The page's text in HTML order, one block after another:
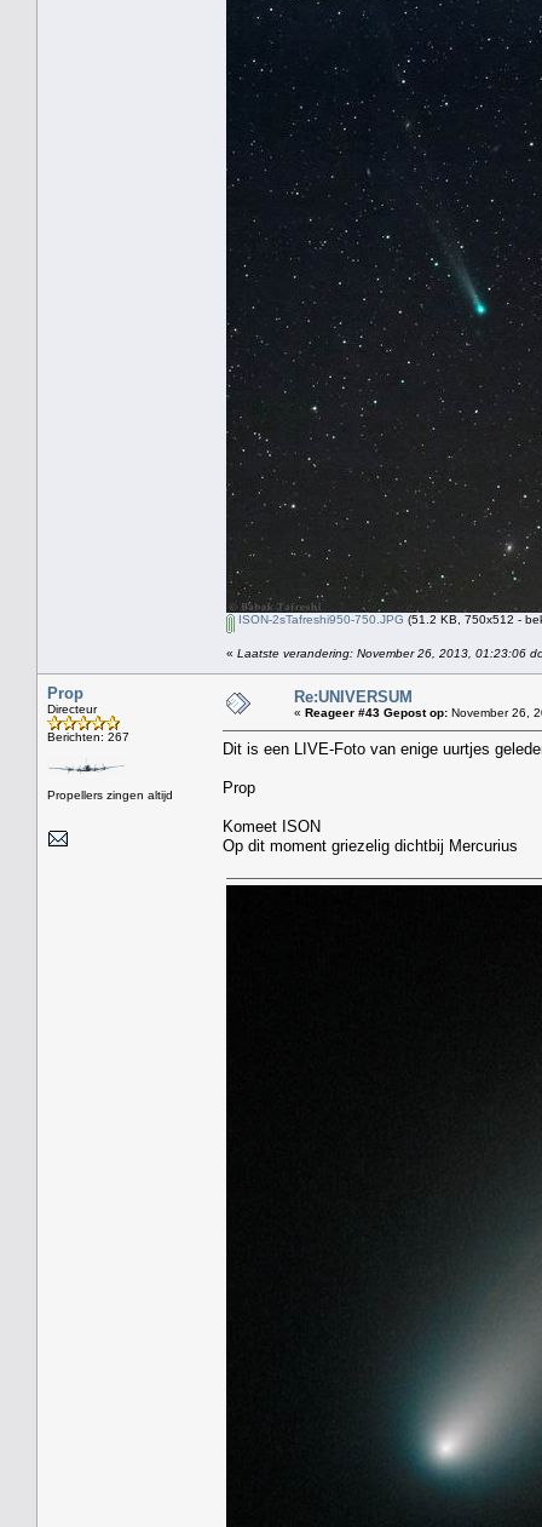
ISON-2sTafreshi950-750.JPG (51.2 KB, 750x512 -
« Laatste verandering: November 26, 2013, 01:23:06
Prop
Directeur
Berichten: 267
Propellers zingen altijd
Re:UNIVERSUM
« Reageer #43 Gepost op: November 26,
Dit is een LIVE-Foto van enige uurtjes
Prop
Komeet ISON
Op dit moment griezelig dichtbij Mercurius